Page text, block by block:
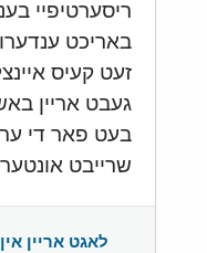
ריסערטיפיי
באריכט
זעט קעיס
געבט אריין
בעט פאר די
שרייבט
לאגט אריין